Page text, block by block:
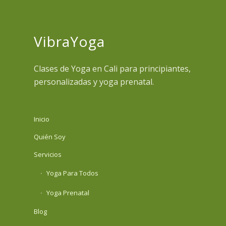
VibraYoga
Clases de Yoga en Cali para principiantes,
personalizadas y yoga prenatal.
Inicio
Quién Soy
Servicios
Yoga Para Todos
Yoga Prenatal
Blog